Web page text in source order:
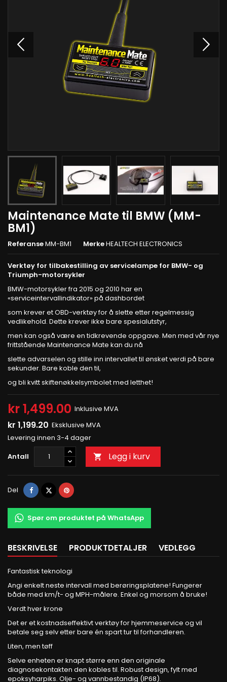
Maintenance Mate til BMW (MM-
BM1)
ReferanseMM-BM1 MerkeHEALTECH ELECTRONICS
Verktøy for tilbakestilling av servicelampe for BMW- og
Triumph-motorsykler
BMW-motorsykler fra 2015 og 2010 har en
«serviceintervallindikator» på dashbordet
som krever et OBD-verktøy for å slette etter regelmessig
vedlikehold. Dette krever ikke bare spesialutstyr,
men kan også være en tidkrevende oppgave. Men med vår nye
frittstående Maintenance Mate kan du nå
slette advarselen og stille inn intervallet til ønsket verdi på bare
sekunder. Bare koble den til,
og bli kvitt skiftenøkkelsymbolet med letthet!
kr 1,499.00 Inklusive MVA
kr 1,199.20 Eksklusive MVA
Levering innen 3-4 dager
Antall
 Legg i kurv
Del Del TvitrePinterest
Spør om produktet på WhatsApp
BESKRIVELSE PRODUKTDETALJER VEDLEGG
Fantastisk teknologi
Angi enkelt neste intervall med berøringsplatene! Fungerer
både med km/t- og MPH-målere. Enkel og morsom å bruke!
Verdt hver krone
Det er et kostnadseffektivt verktøy for hjemmeservice og vil
betale seg selv etter bare én spart tur til forhandleren.
Liten, men tøff
Selve enheten er knapt større enn den originale
diagnosekontakten den kobles til. Robust design, fylt med
epoksyharpiks. Olje- og vannbestandig (IP68).